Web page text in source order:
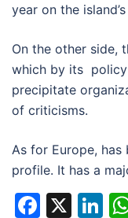
year on the
On the other side,
which by its
precipitate
of criticisms.
As for Europe, has
profile. It has a
X